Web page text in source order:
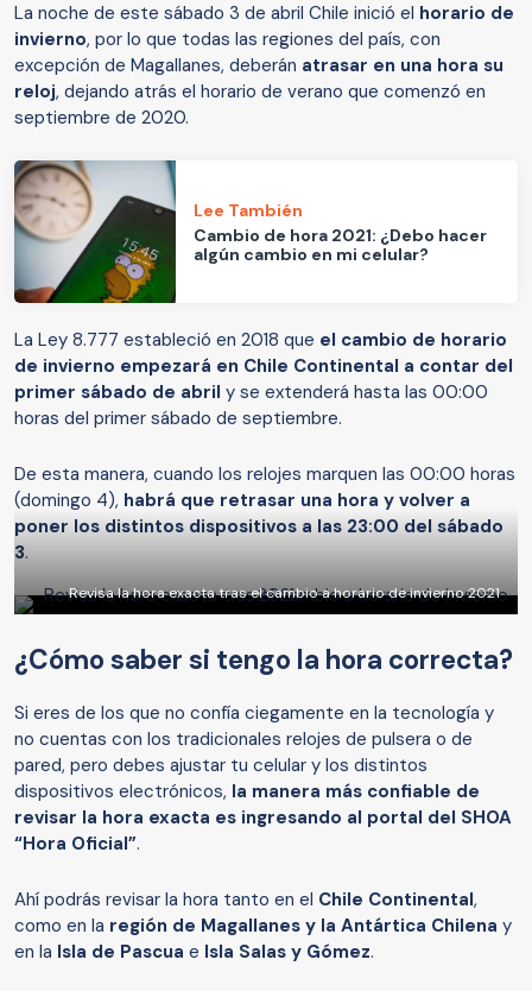
La noche de este sábado 3 de abril Chile inició el horario de
invierno, por lo que todas las regiones del país, con
excepción de Magallanes, deberán atrasar en una hora su
reloj, dejando atrás el horario de verano que comenzó en
septiembre de 2020.
Lee También
Cambio de hora 2021: ¿Debo hacer
algún cambio en mi celular?
La Ley 8.777 estableció en 2018 que el cambio de horario
de invierno empezará en Chile Continental a contar del
primer sábado de abril y se extenderá hasta las 00:00
horas del primer sábado de septiembre.
De esta manera, cuando los relojes marquen las 00:00 horas
(domingo 4), habrá que retrasar una hora y volver a
poner los distintos dispositivos a las 23:00 del sábado
3.
Revisa la hora exacta tras el cambio a horario de invierno 2021
¿Cómo saber si tengo la hora correcta?
Si eres de los que no confía ciegamente en la tecnología y
no cuentas con los tradicionales relojes de pulsera o de
pared, pero debes ajustar tu celular y los distintos
dispositivos electrónicos, la manera más confiable de
revisar la hora exacta es ingresando al portal del SHOA
“Hora Oficial”.
Ahí podrás revisar la hora tanto en el Chile Continental,
como en la región de Magallanes y la Antártica Chilena y
en la Isla de Pascua e Isla Salas y Gómez.